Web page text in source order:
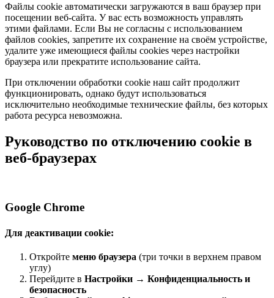
Файлы cookie автоматически загружаются в ваш браузер при
посещении веб-сайта. У вас есть возможность управлять
этими файлами. Если Вы не согласны с использованием
файлов cookies, запретите их сохранение на своём устройстве,
удалите уже имеющиеся файлы cookies через настройки
браузера или прекратите использование сайта.
При отключении обработки cookie наш сайт продолжит
функционировать, однако будут использоваться
исключительно необходимые технические файлы, без которых
работа ресурса невозможна.
Руководство по отключению cookie в
веб-браузерах
Google Chrome
Для деактивации cookie:
Откройте меню браузера (три точки в верхнем правом
углу)
Перейдите в Настройки → Конфиденциальность и
безопасность